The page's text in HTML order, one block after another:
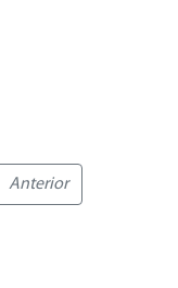
Anterior